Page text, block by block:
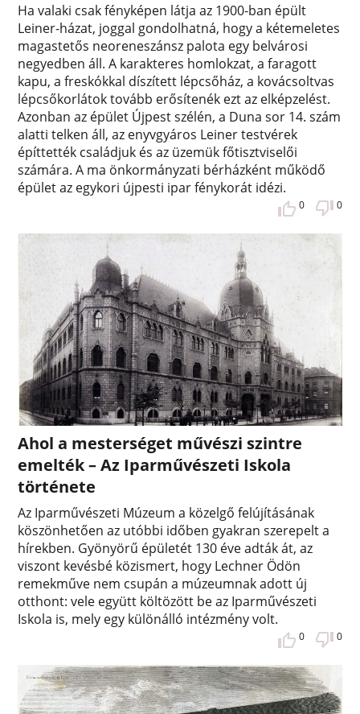
Ha valaki csak fényképen látja az 1900-ban épült
Leiner-házat, joggal gondolhatná, hogy a kétemeletes
magastetős neoreneszánsz palota egy belvárosi
negyedben áll. A karakteres homlokzat, a faragott
kapu, a freskókkal díszített lépcsőház, a kovácsoltvas
lépcsőkorlátok tovább erősítenék ezt az elképzelést.
Azonban az épület Újpest szélén, a Duna sor 14. szám
alatti telken áll, az enyvgyáros Leiner testvérek
építtették családjuk és az üzemük főtisztviselői
számára. A ma önkormányzati bérházként működő
épület az egykori újpesti ipar fénykorát idézi.
0 0
Ahol a mesterséget művészi szintre
emelték – Az Iparművészeti Iskola
története
Az Iparművészeti Múzeum a közelgő felújításának
köszönhetően az utóbbi időben gyakran szerepelt a
hírekben. Gyönyörű épületét 130 éve adták át, az
viszont kevésbé közismert, hogy Lechner Ödön
remekműve nem csupán a múzeumnak adott új
otthont: vele együtt költözött be az Iparművészeti
Iskola is, mely egy különálló intézmény volt.
0 0